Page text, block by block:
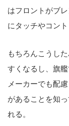
はフロントがブ
にタッチやコン
もちろんこうし
すくなるし、旗
メーカーでも配
があることを知
れる。